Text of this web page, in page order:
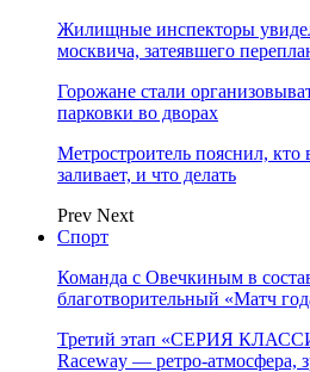
Жилищные инспекторы
москвича, затеявшего
Горожане стали
парковки во дворах
Метростроитель пояснил, кто
заливает, и что делать
Prev Next
Спорт
Команда с Овечкиным в
благотворительный «Матч
Третий этап «СЕРИЯ
Raceway —